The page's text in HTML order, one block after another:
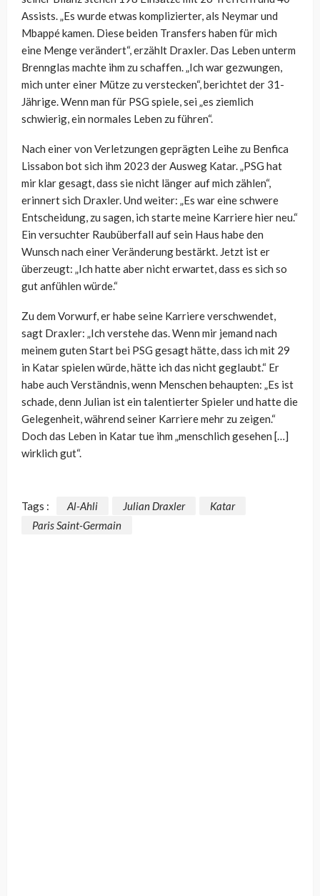
Assists. „Es wurde etwas komplizierter, als Neymar und
Mbappé kamen. Diese beiden Transfers haben für mich
eine Menge verändert“, erzählt Draxler. Das Leben unterm
Brennglas machte ihm zu schaffen. „Ich war gezwungen,
mich unter einer Mütze zu verstecken“, berichtet der 31-
Jährige. Wenn man für PSG spiele, sei „es ziemlich
schwierig, ein normales Leben zu führen“.
Nach einer von Verletzungen geprägten Leihe zu Benfica
Lissabon bot sich ihm 2023 der Ausweg Katar. „PSG hat
mir klar gesagt, dass sie nicht länger auf mich zählen“,
erinnert sich Draxler. Und weiter: „Es war eine schwere
Entscheidung, zu sagen, ich starte meine Karriere hier neu.“
Ein versuchter Raubüberfall auf sein Haus habe den
Wunsch nach einer Veränderung bestärkt. Jetzt ist er
überzeugt: „Ich hatte aber nicht erwartet, dass es sich so
gut anfühlen würde.“
Zu dem Vorwurf, er habe seine Karriere verschwendet,
sagt Draxler: „Ich verstehe das. Wenn mir jemand nach
meinem guten Start bei PSG gesagt hätte, dass ich mit 29
in Katar spielen würde, hätte ich das nicht geglaubt.“ Er
habe auch Verständnis, wenn Menschen behaupten: „Es ist
schade, denn Julian ist ein talentierter Spieler und hatte die
Gelegenheit, während seiner Karriere mehr zu zeigen.“
Doch das Leben in Katar tue ihm „menschlich gesehen […]
wirklich gut“.
Tags : Al-Ahli Julian Draxler
Katar
Paris Saint-Germain